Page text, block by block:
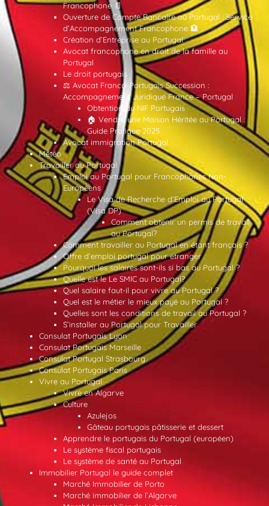
Francophone 📄
Ouverture de Compte Bancaire au Portugal : Service
d’Accompagnement Francophone 🏦
Création d’Entreprise au Portugal
Avocat francophone en droit de la famille au
Portugal
Le droit portugais
⚖️ Avocat Franco-Portugais Succession :
Accompagnement Juridique France – Portugal
Obtention du NIF Portugais
🏠 Vendre une Maison Héritée au Portugal :
Guide Pratique 2025
Avocat immigration Portugal
Météo
Travailler au Portugal
Emploi au Portugal pour Francophones Non-
Européens
Le Visa de Recherche d’Emploi au Portugal
(Visa DP)
Comment obtenir un permis de travail
au Portugal?
Comment travailler au Portugal en étant français ?
Offre d’emploi portugal pour etranger
Pourquoi les salaires sont-ils si bas au Portugal ?
Quelle est le Le SMIC au Portugal?
Quel salaire faut-il pour vivre au Portugal ?
Quel est le métier le mieux payé au Portugal ?
Quelles sont les conditions de travail au Portugal ?
S’installer au Portugal pour Travailler
Consulat Portugais Lyon
Consulat Portugais Marseille
Consulat Portugal Strasbourg
Consulat Portugais Paris
Vivre au Portugal
Vivre en Algarve
Culture
Azulejos
Gâteau portugais pâtisserie et dessert
Apprendre le portugais du Portugal (européen)
Le système fiscal portugais
Le système de santé au Portugal
Immobilier Portugal le guide complet
Marché Immobilier de Porto
Marché immobilier de l’Algarve